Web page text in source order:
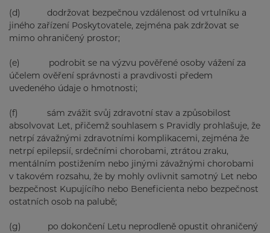
(d) dodržovat bezpečnou vzdálenost od vrtulníku a
jiného zařízení Poskytovatele, zejména pak zdržovat se
mimo ohraničený prostor;
(e) podrobit se na výzvu pověřené osoby vážení za
účelem ověření správnosti a pravdivosti předem
uvedeného údaje o hmotnosti;
(f) sám zvážit svůj zdravotní stav a způsobilost
absolvovat Let, přičemž souhlasem s Pravidly prohlašuje, že
netrpí závažnými zdravotními komplikacemi, zejména že
netrpí epilepsií, srdečními chorobami, ztrátou zraku,
mentálním postižením nebo jinými závažnými chorobami
v takovém rozsahu, že by mohly ovlivnit samotný Let nebo
bezpečnost Kupujícího nebo Beneficienta nebo bezpečnost
ostatních osob na palubě;
(g) po dokončení Letu neprodleně opustit ohraničený